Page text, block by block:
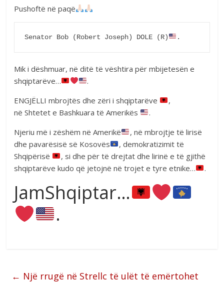
Pushoftë në paqë
Senator Bob (Robert Joseph) DOLE (R) .
Mik i dëshmuar, në ditë të vështira për mbijetesën e
shqiptarëve…
.
ENGJËLLI mbrojtës dhe zëri i shqiptarëve
,
në Shtetet e Bashkuara të Amerikës
.
Njeriu më i zëshëm në Amerikë
, në mbrojtje të lirisë
dhe pavarësisë së Kosovës
, demokratizimit të
Shqipërisë
, si dhe për të drejtat dhe lirinë e të gjithë
shqiptarëve kudo që jetojnë në trojet e tyre etnike…
.
JamShqiptar…
.
← Një rrugë në Strellc të ulët të emërtohet